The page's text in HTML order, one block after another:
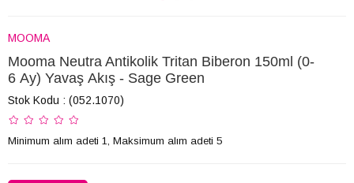
MOOMA
Mooma Neutra Antikolik Tritan Biberon 150ml (0-
6 Ay) Yavaş Akış - Sage Green
Stok Kodu (052.1070)
Minimum alım adeti 1, Maksimum alım adeti 5